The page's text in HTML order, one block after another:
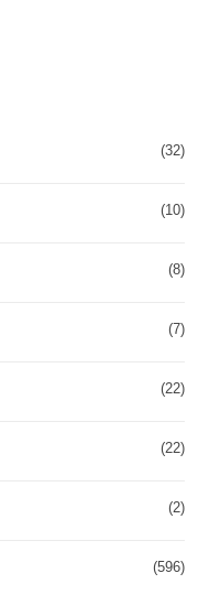
(32)
(10)
(8)
(7)
(22)
(22)
(2)
(596)